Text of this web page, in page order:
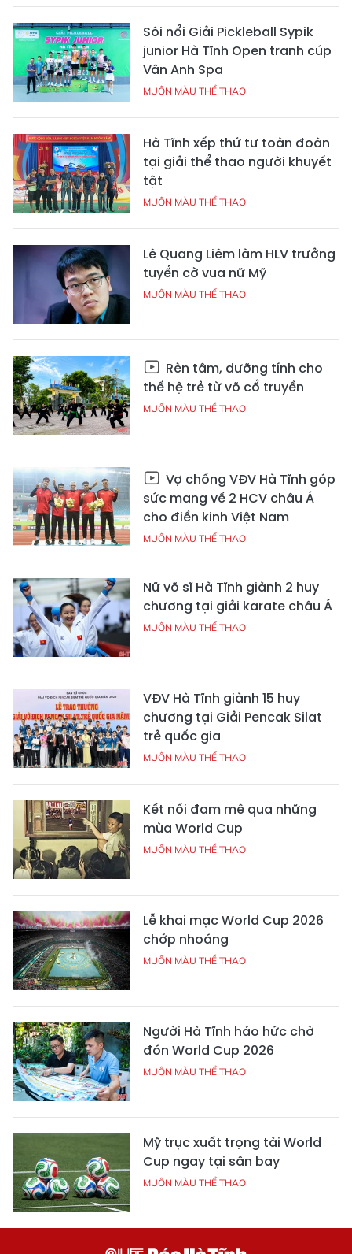
Sôi nổi Giải Pickleball Sypik
junior Hà Tĩnh Open tranh cúp
Vân Anh Spa
MUÔN MÀU THỂ THAO
Hà Tĩnh xếp thứ tư toàn đoàn
tại giải thể thao người khuyết
tật
MUÔN MÀU THỂ THAO
Lê Quang Liêm làm HLV trưởng
tuyển cờ vua nữ Mỹ
MUÔN MÀU THỂ THAO
Rèn tâm, dưỡng tính cho
thế hệ trẻ từ võ cổ truyền
MUÔN MÀU THỂ THAO
Vợ chồng VĐV Hà Tĩnh góp
sức mang về 2 HCV châu Á
cho điền kinh Việt Nam
MUÔN MÀU THỂ THAO
Nữ võ sĩ Hà Tĩnh giành 2 huy
chương tại giải karate châu Á
MUÔN MÀU THỂ THAO
VĐV Hà Tĩnh giành 15 huy
chương tại Giải Pencak Silat
trẻ quốc gia
MUÔN MÀU THỂ THAO
Kết nối đam mê qua những
mùa World Cup
MUÔN MÀU THỂ THAO
Lễ khai mạc World Cup 2026
chớp nhoáng
MUÔN MÀU THỂ THAO
Người Hà Tĩnh háo hức chờ
đón World Cup 2026
MUÔN MÀU THỂ THAO
Mỹ trục xuất trọng tài World
Cup ngay tại sân bay
MUÔN MÀU THỂ THAO